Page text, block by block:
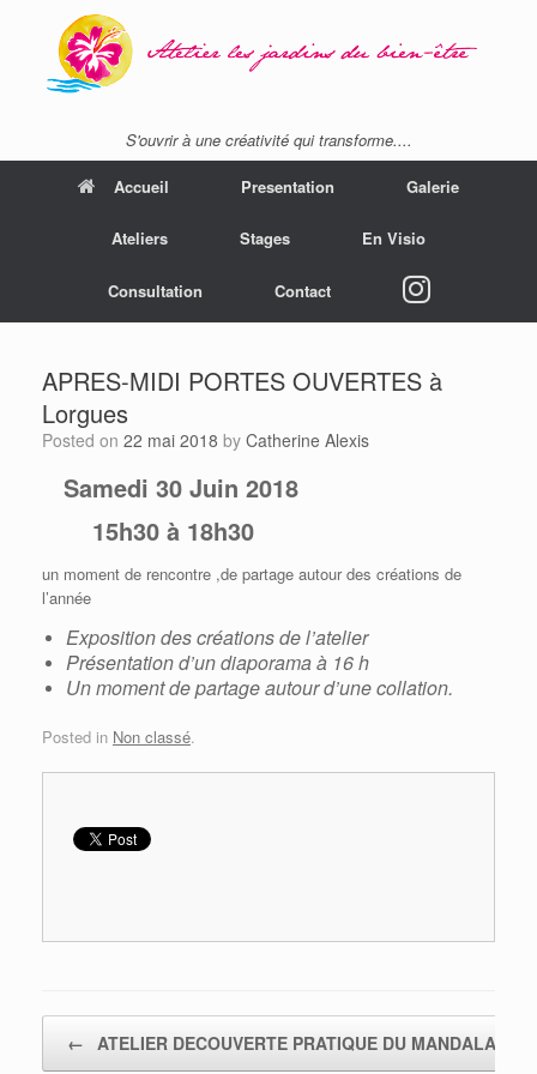
S'ouvrir à une créativité qui transforme....
Accueil Presentation Galerie
Ateliers Stages En Visio
Consultation Contact instagram
APRES-MIDI PORTES OUVERTES à
Lorgues
Posted on 22 mai 2018 by Catherine Alexis
Samedi 30 Juin 2018
15h30 à 18h30
un moment de rencontre ,de partage autour des créations de
l’année
Exposition des créations de l’atelier
Présentation d’un diaporama à 16 h
Un moment de partage autour d’une collation.
Posted in Non classé.
← ATELIER DECOUVERTE PRATIQUE DU MANDALA…